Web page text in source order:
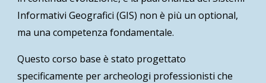
Informativi Geografici (GIS) non è più un optional,
ma unacompetenza fondamentale.
Questo corso base è stato progettato
specificamente perarcheologi professionisti che